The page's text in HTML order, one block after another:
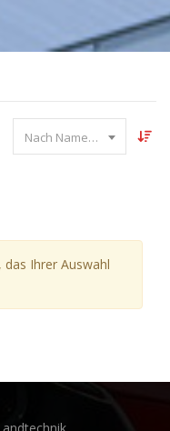
Nach Name sortieren
das Ihrer Auswahl